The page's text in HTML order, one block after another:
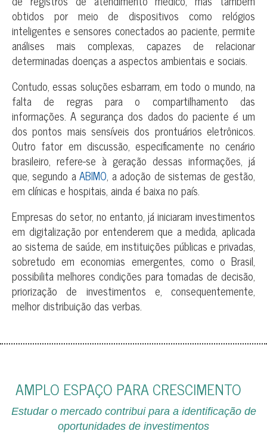
obtidos por meio de dispositivos como relógios
inteligentes e sensores conectados ao paciente, permite
análises mais complexas, capazes de relacionar
determinadas doenças a aspectos ambientais e sociais.
Contudo, essas soluções esbarram, em todo o mundo, na
falta de regras para o compartilhamento das
informações. A segurança dos dados do paciente é um
dos pontos mais sensíveis dos prontuários eletrônicos.
Outro fator em discussão, especificamente no cenário
brasileiro, refere-se à geração dessas informações, já
que, segundo aABIMO, a adoção de sistemas de gestão,
em clínicas e hospitais, ainda é baixa no país.
Empresas do setor, no entanto, já iniciaram investimentos
em digitalização por entenderem que a medida, aplicada
ao sistema de saúde, em instituições públicas e privadas,
sobretudo em economias emergentes, como o Brasil,
possibilita melhores condições para tomadas de decisão,
priorização de investimentos e, consequentemente,
melhor distribuição das verbas.
AMPLO ESPAÇO PARA CRESCIMENTO
Estudar o mercado contribui para a identificação de
oportunidades de investimentos